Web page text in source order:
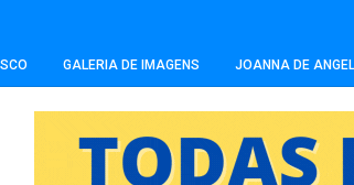
GALERIA DE IMAGENS JOANNA DE